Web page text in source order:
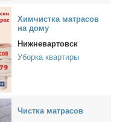
Хим­чист­ка мат­ра­сов
на до­му
Нижневартовск
Уборка квартиры
Чист­ка мат­ра­сов